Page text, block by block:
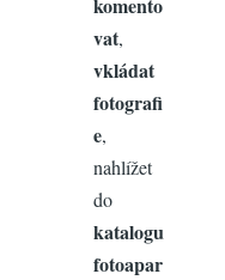
vat,
vkládat
fotografi
e,
nahlížet
do
katalogu
fotoapar